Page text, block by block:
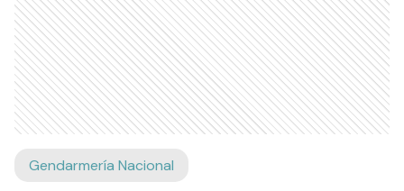
Gendarmería Nacional